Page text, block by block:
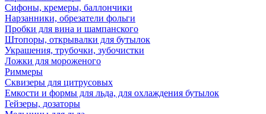
Сифоны, кремеры, баллончики
Нарзанники, обрезатели фольги
Пробки для вина и шампанского
Штопоры, открывалки для бутылок
Украшения, трубочки, зубочистки
Ложки для мороженого
Риммеры
Сквизеры для цитрусовых
Емкости и формы для льда, для охлаждения бутылок
Гейзеры, дозаторы